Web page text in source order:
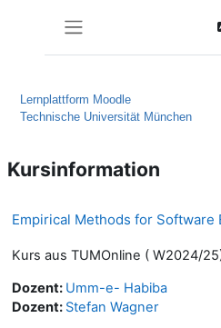
Lernplattform Moodle
Technische Universität München
Kursinformation
Empirical Methods for Software
Kurs aus TUMOnline ( W2024/
Dozent: Umm-e- Habiba
Dozent: Stefan Wagner